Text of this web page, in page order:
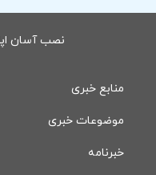
نصب آسان
منابع خبری
موضوعات خبری
خبرنامه